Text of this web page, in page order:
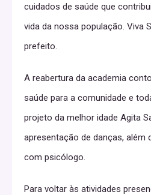
cuidados de saúde que
vida da nossa população. Viva
prefeito.
A reabertura da academia
saúde para a comunidade e
projeto da melhor idade Agita
apresentação de danças, além
com psicólogo.
Para voltar às atividades